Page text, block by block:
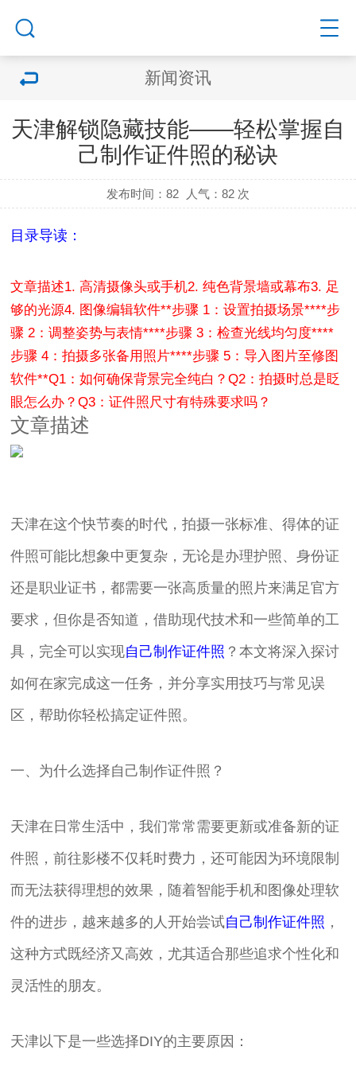
新闻资讯
天津解锁隐藏技能——轻松掌握自
己制作证件照的秘诀
发布时间：82 人气： 82 次
目录导读：
文章描述1. 高清摄像头或手机2. 纯色背景墙或幕布3. 足
够的光源4. 图像编辑软件**步骤 1：设置拍摄场景****步
骤 2：调整姿势与表情****步骤 3：检查光线均匀度****
步骤 4：拍摄多张备用照片****步骤 5：导入图片至修图
软件**Q1：如何确保背景完全纯白？Q2：拍摄时总是眨
眼怎么办？Q3：证件照尺寸有特殊要求吗？
文章描述
天津在这个快节奏的时代，拍摄一张标准、得体的证
件照可能比想象中更复杂，无论是办理护照、身份证
还是职业证书，都需要一张高质量的照片来满足官方
要求，但你是否知道，借助现代技术和一些简单的工
具，完全可以实现自己制作证件照 ？本文将深入探讨
如何在家完成这一任务，并分享实用技巧与常见误
区，帮助你轻松搞定证件照。
一、为什么选择自己制作证件照？
天津在日常生活中，我们常常需要更新或准备新的证
件照，前往影楼不仅耗时费力，还可能因为环境限制
而无法获得理想的效果，随着智能手机和图像处理软
件的进步，越来越多的人开始尝试自己制作证件照 ，
这种方式既经济又高效，尤其适合那些追求个性化和
灵活性的朋友。
天津以下是一些选择DIY的主要原因：